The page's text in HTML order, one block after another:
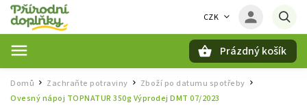
CZK
Prázdný košík
Domů / Zachraňte potraviny Zboží po datumu spotřeby
Ovesný nápoj TOPNATUR 350g Výprodej DMT 07/2023